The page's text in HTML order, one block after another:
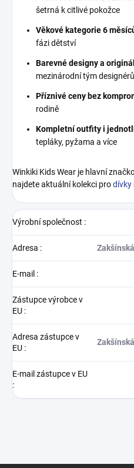
šetrná k citlivé pokožce
Věkové kategorie 6
fázi dětství
Barevné designy a
mezinárodní tým designérů
Příznivé ceny bez
rodině
Kompletní outfity i
tepláky, pyžama a více
Winkiki Kids Wear je hlavní
najdete aktuální kolekci prodívky
Výrobní společnost :
Adresa :
E-mail :
Zástupce výrobce v
EU :
Adresa zástupce v
EU :
E-mail zástupce v EU
: